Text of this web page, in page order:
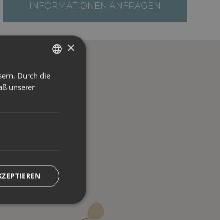
INFORMATIONEN ANFRAGEN
ITALIAN
×
Durch die
unserer